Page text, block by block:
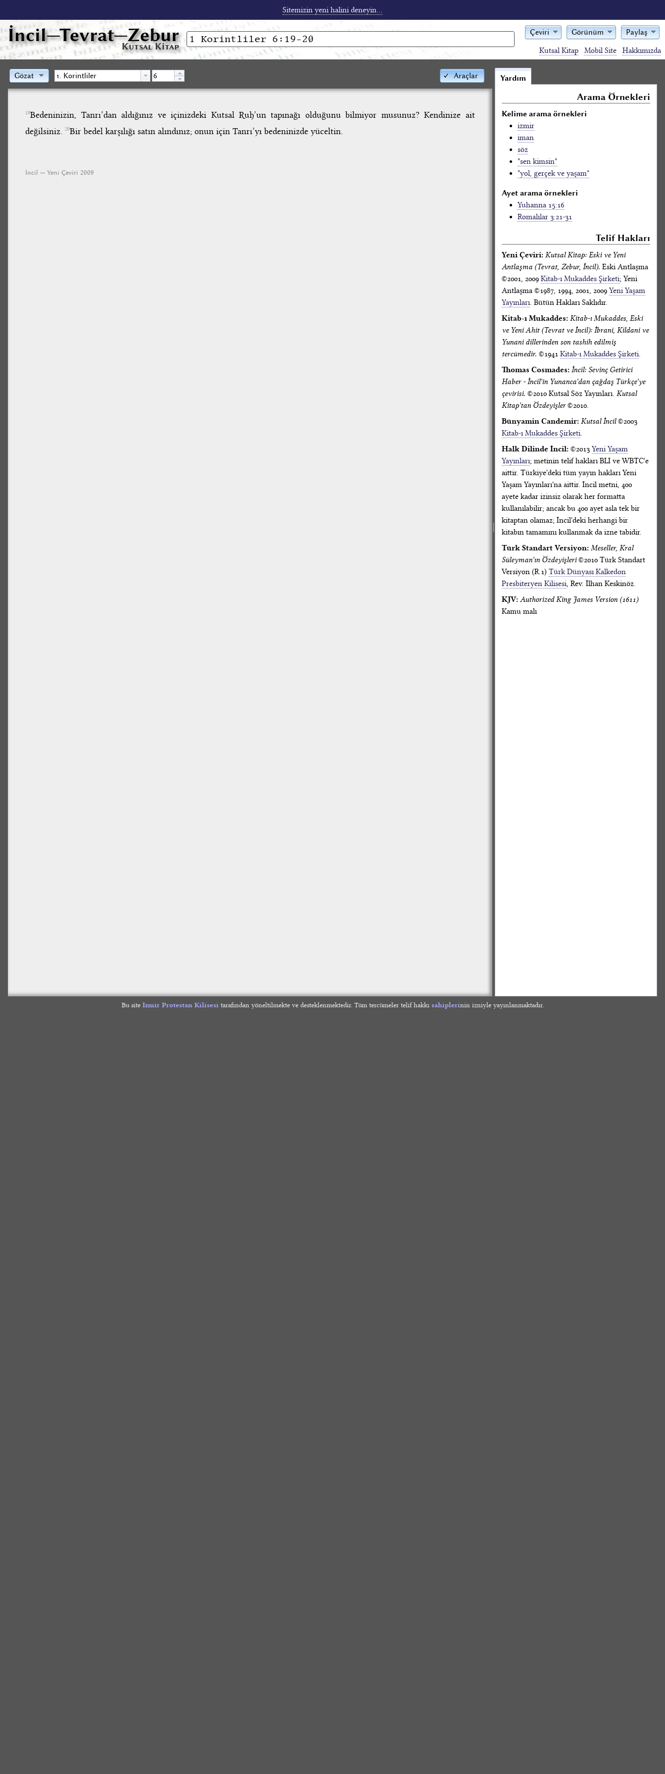
Sitemizin yeni halini deneyin...
İncil—Tevrat—Zebur
Kutsal Kitap
Çeviri Görünüm Paylaş
Kutsal Kitap Mobil Site Hakkımızda
Araçlar
Gözat
19Bedeninizin, Tanrı’dan aldığınız ve içinizdeki Kutsal Ruh’un tapınağı olduğunu bilmiyor musunuz? Kendinize ait
değilsiniz.20Bir bedel karşılığı satın alındınız; onun için Tanrı’yı bedeninizde yüceltin.
İncil — Yeni Çeviri 2009
Yardım
Arama Örnekleri
Kelime arama örnekleri
izmir
iman
söz
"sen kimsin"
"yol, gerçek ve yaşam"
Ayet arama örnekleri
Yuhanna 15:16
Romalılar 3:21-31
Telif Hakları
Yeni Çeviri: Kutsal Kitap: Eski ve Yeni
Antlaşma (Tevrat, Zebur, İncil). Eski Antlaşma
©2001, 2009 Kitab-ı Mukaddes Şirketi; Yeni
Antlaşma ©1987, 1994, 2001, 2009 Yeni Yaşam
Yayınları. Bütün Hakları Saklıdır.
Kitab-ı Mukaddes: Kitab-ı Mukaddes, Eski
ve Yeni Ahit (Tevrat ve İncil): İbrani, Kildani ve
Yunani dillerinden son tashih edilmiş
tercümedir. ©1941 Kitab-ı Mukaddes Şirketi.
Thomas Cosmades: İncil: Sevinç Getirici
Haber - İncil'in Yunanca'dan çağdaş Türkçe'ye
çevirisi. ©2010 Kutsal Söz Yayınları. Kutsal
Kitap'tan Özdeyişler©2010.
Bünyamin Candemir: Kutsal İncil©2003
Kitab-ı Mukaddes Şirketi.
Halk Dilinde İncil: ©2013 Yeni Yaşam
Yayınları; metinin telif hakları BLI ve WBTC'e
aittir. Türkiye'deki tüm yayın hakları Yeni
Yaşam Yayınları'na aittir. İncil metni, 400
ayete kadar izinsiz olarak her formatta
kullanılabilir; ancak bu 400 ayet asla tek bir
kitaptan olamaz; İncil'deki herhangi bir
kitabın tamamını kullanmak da izne tabidir.
Türk Standart Versiyon: Meseller, Kral
Süleyman'ın Özdeyişleri©2010 Türk Standart
Versiyon (R.1) Türk Dünyası Kalkedon
Presbiteryen Kilisesi, Rev. İlhan Keskinöz.
KJV: Authorized King James Version (1611)
Kamu malı
Bu site İzmir Protestan Kilisesitarafından yöneltilmekte ve desteklenmektedir. Tüm tercümeler telif hakkı sahiplerinin izniyle yayınlanmaktadır.